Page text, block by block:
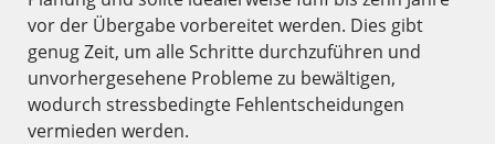
unter Mandatsschutz) von Steuerberatern,
Wirtschaftsprüfern und anwaltlichen Kollegen in
laufende Fragestellungen und Verfahren für deren
Mandanten eingebunden und beraten nach außen
gemeinsam auftretend oder im Hintergrund.
vor der Übergabe vorbereitet werden. Dies gibt
genug Zeit, um alle Schritte durchzuführen und
unvorhergesehene Probleme zu bewältigen,
wodurch stressbedingte Fehlentscheidungen
vermieden werden.